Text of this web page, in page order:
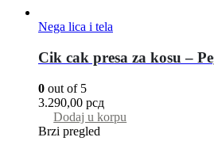
Nega lica i tela
Cik cak presa za kosu –
0 out of 5
3.290,00 рсд
Dodaj u korpu
Brzi pregled